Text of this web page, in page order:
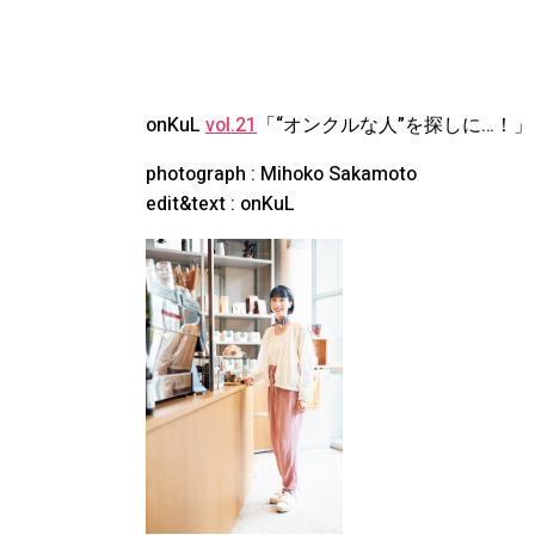
onKuL vol.21 「“オンクルな人”を探しに…！
photograph : Mihoko Sakamoto
edit&text : onKuL